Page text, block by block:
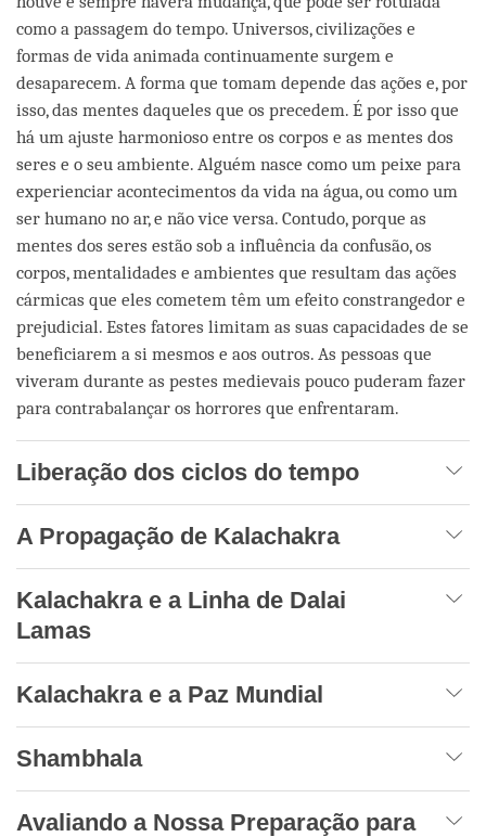
como a passagem do tempo. Universos, civilizações e
formas de vida animada continuamente surgem e
desaparecem. A forma que tomam depende das ações e, por
isso, das mentes daqueles que os precedem. É por isso que
há um ajuste harmonioso entre os corpos e as mentes dos
seres e o seu ambiente. Alguém nasce como um peixe para
experienciar acontecimentos da vida na água, ou como um
ser humano no ar, e não vice versa. Contudo, porque as
mentes dos seres estão sob a influência da confusão, os
corpos, mentalidades e ambientes que resultam das ações
cármicas que eles cometem têm um efeito constrangedor e
prejudicial. Estes fatores limitam as suas capacidades de se
beneficiarem a si mesmos e aos outros. As pessoas que
viveram durante as pestes medievais pouco puderam fazer
para contrabalançar os horrores que enfrentaram.
Liberação dos ciclos do tempo
A Propagação de Kalachakra
Kalachakra e a Linha de Dalai
Lamas
Kalachakra e a Paz Mundial
Shambhala
Avaliando a Nossa Preparação para